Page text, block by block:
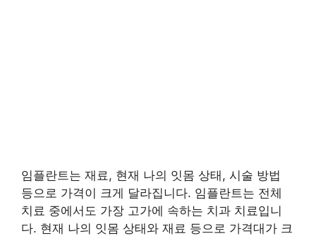
임플란트는 재료, 현재 나의 잇몸 상태, 시술 방법
등으로 가격이 크게 달라집니다. 임플란트는 전체
치료 중에서도 가장 고가에 속하는 치과 치료입니
다. 현재 나의 잇몸 상태와 재료 등으로 가격대가 크